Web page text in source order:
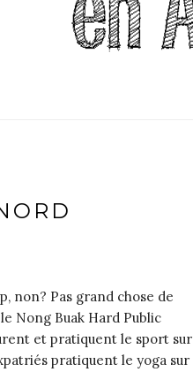
non? Pas grand chose de
Nong Buak Hard Public
et pratiquent le sport sur
pratiquent le yoga sur